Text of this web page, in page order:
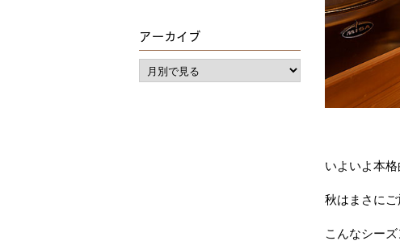
いよいよ本格
秋はまさにご
こんなシー
アーカイブ